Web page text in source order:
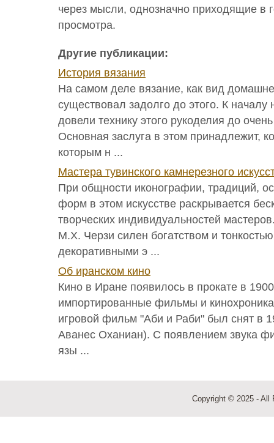
через мысли, однозначно приходящие в
просмотра.
Другие публикации:
История вязания
На самом деле вязание, как вид
существовал задолго до этого. К
довели технику этого рукоделия до
Основная заслуга в этом принадлежит,
которым н ...
Мастера тувинского камнерезного
При общности иконографии, традиций,
форм в этом искусстве раскрывается
творческих индивидуальностей
М.Х. Черзи силен богатством и
декоративными э ...
Об иранском кино
Кино в Иране появилось в прокате в
импортированные фильмы и
игровой фильм "Аби и Раби" был снят в
Аванес Оханиан). С появлением звука
язы ...
Copyright © 2025 - All